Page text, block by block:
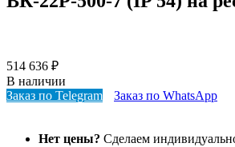
514 636 ₽
В наличии
Заказ по Telegram
Заказ по WhatsApp
Нет цены? Сделаем